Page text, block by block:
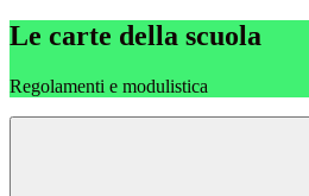
Le carte della scuola
Regolamenti e modulistica